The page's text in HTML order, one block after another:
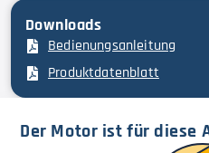
Downloads
Bedienungsanleitung
Produktdatenblatt
Der Motor ist für diese